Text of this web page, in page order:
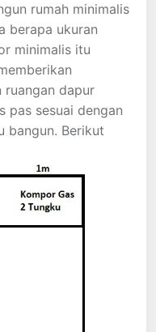
rumah minimalis
berapa ukuran
minimalis itu
dapur
pas sesuai dengan
bangun. Berikut